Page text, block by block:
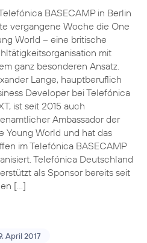
BASECAMP in Berlin
vergangene Woche die One
World – eine britische
mit
ganz besonderen Ansatz.
Lange, hauptberuflich
Developer bei Telefónica
ist seit 2015 auch
Ambassador der
Young World und hat das
im Telefónica BASECAMP
Telefónica Deutschland
als Sponsor bereits seit
[…]
April 2017